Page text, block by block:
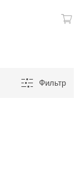
Фильтр